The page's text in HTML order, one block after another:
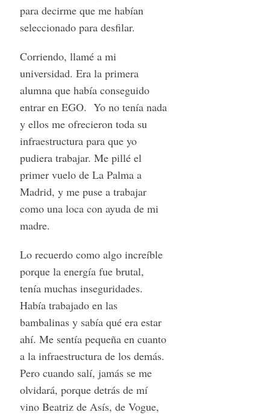
para decirme que me habían
seleccionado para desfilar.
Corriendo, llamé a mi
universidad. Era la primera
alumna que había conseguido
entrar en EGO. Yo no tenía nada
y ellos me ofrecieron toda su
infraestructura para que yo
pudiera trabajar. Me pillé el
primer vuelo de La Palma a
Madrid, y me puse a trabajar
como una loca con ayuda de mi
madre.
Lo recuerdo como algo increíble
porque la energía fue brutal,
tenía muchas inseguridades.
Había trabajado en las
bambalinas y sabía qué era estar
ahí. Me sentía pequeña en cuanto
a la infraestructura de los demás.
Pero cuando salí, jamás se me
olvidará, porque detrás de mí
vino Beatriz de Asís, de Vogue,